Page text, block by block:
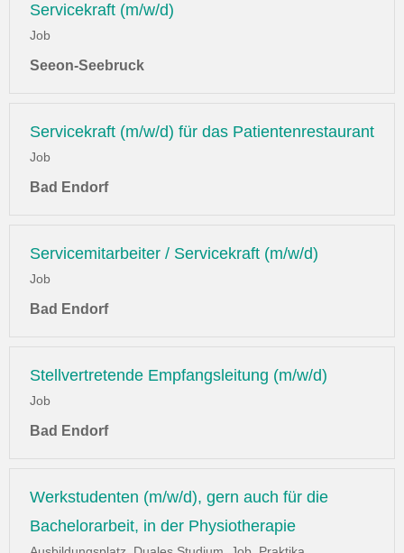
Servicekraft (m/w/d)
Job
Seeon-Seebruck
Servicekraft (m/w/d) für das Patientenrestaurant
Job
Bad Endorf
Servicemitarbeiter / Servicekraft (m/w/d)
Job
Bad Endorf
Stellvertretende Empfangsleitung (m/w/d)
Job
Bad Endorf
Werkstudenten (m/w/d), gern auch für die
Bachelorarbeit, in der Physiotherapie